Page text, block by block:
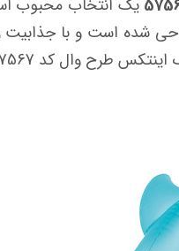
مخصوص کودکان بالای 3 سال
طرح وال کد 57567 می‌پردازیم.